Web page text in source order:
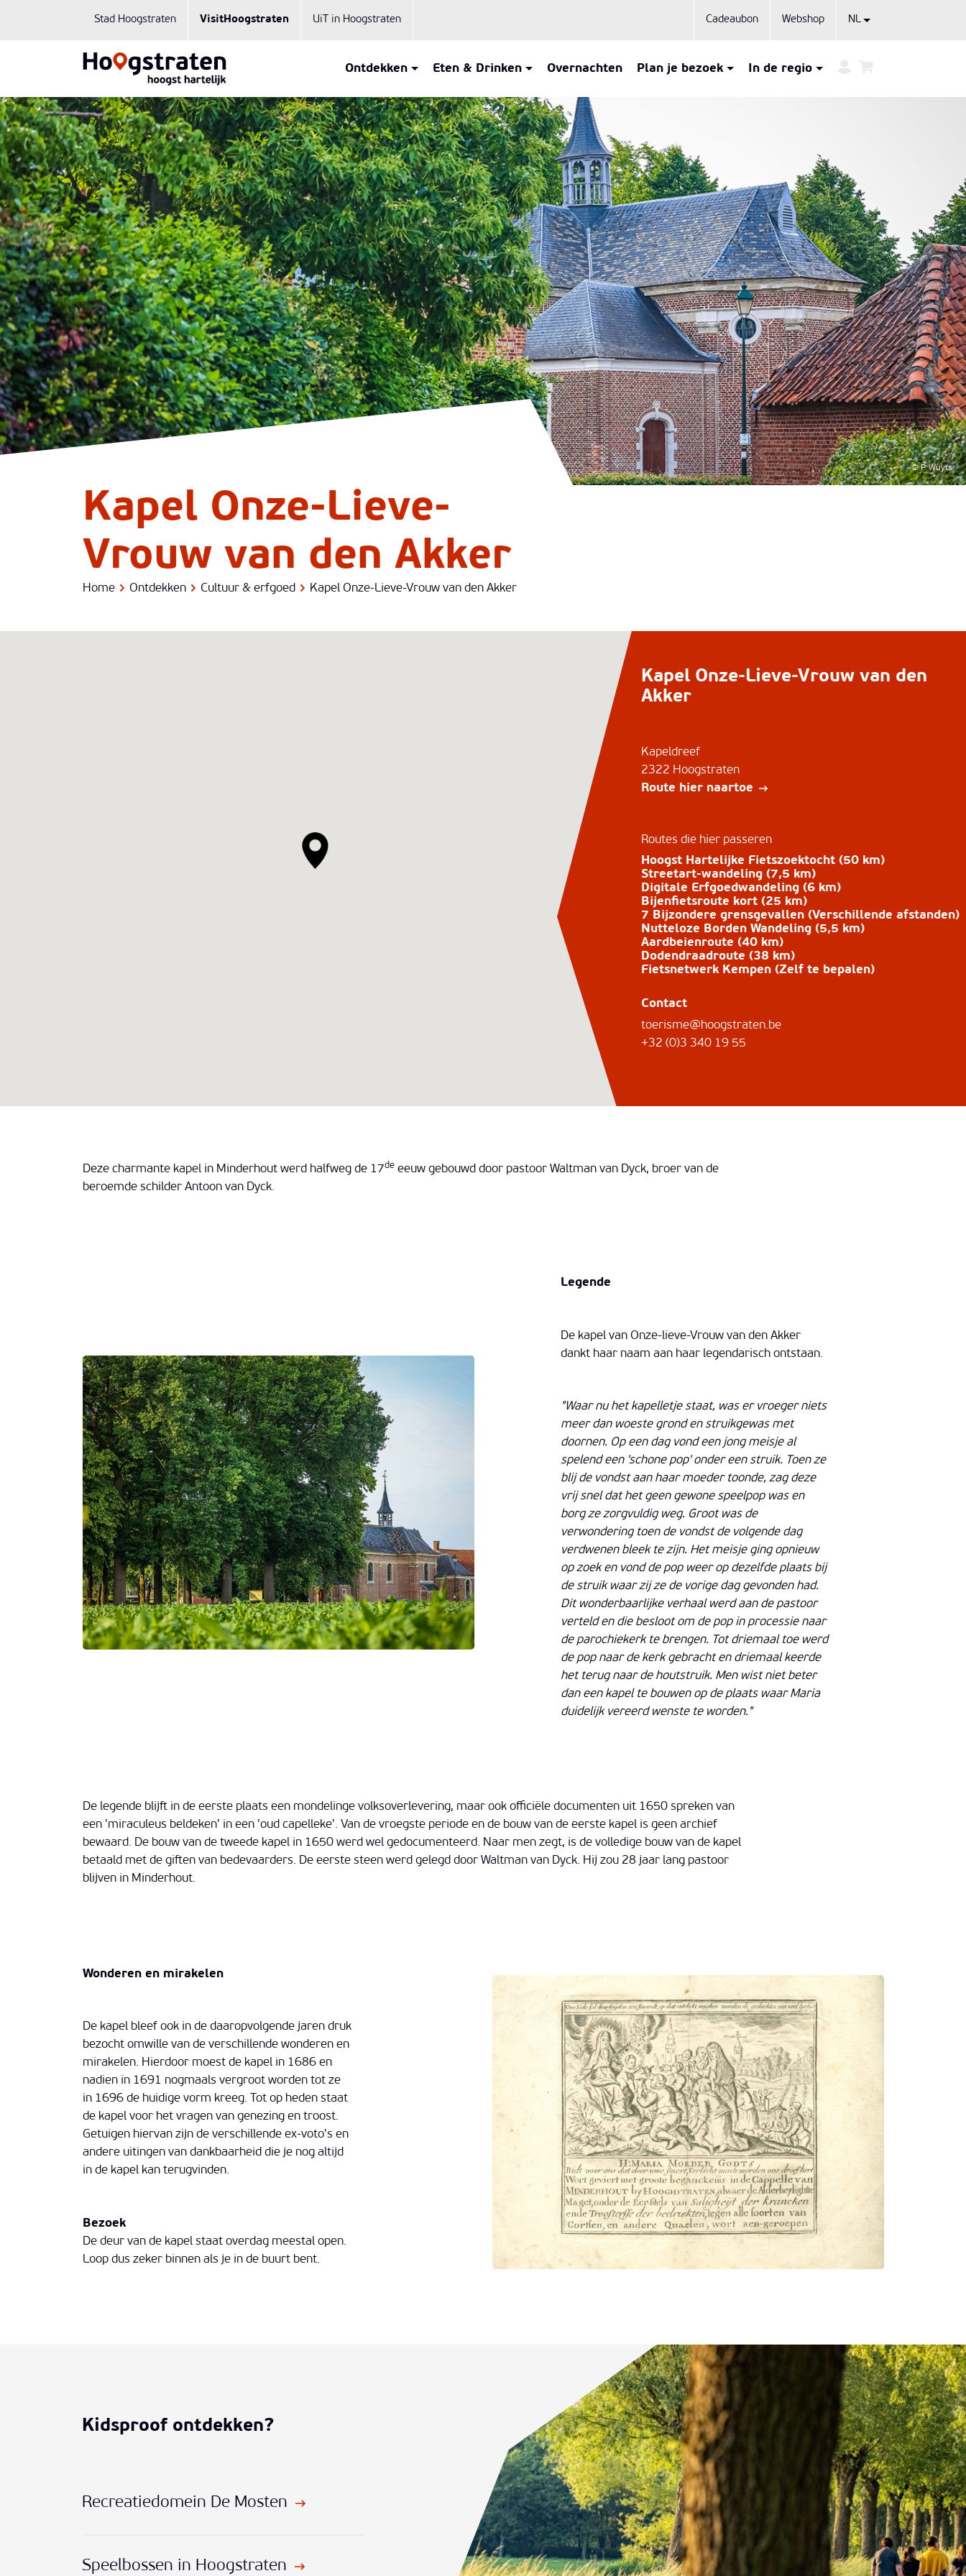
Stad Hoogstraten VisitHoogstraten UiT in Hoogstraten Cadeaubon Webshop
Ontdekken Eten & Drinken Overnachten Plan je bezoek In de regio
© P. Wuyts
Kapel Onze-Lieve-
Vrouw van den Akker
Home Ontdekken Cultuur & erfgoed Kapel Onze-Lieve-Vrouw van den Akker
Kapel Onze-Lieve-Vrouw van den
Akker
Kapeldreef
2322 Hoogstraten
Route hier naartoe
Routes die hier passeren
Hoogst Hartelijke Fietszoektocht (50 km)
Streetart-wandeling (7,5 km)
Digitale Erfgoedwandeling (6 km)
Bijenfietsroute kort (25 km)
7 Bijzondere grensgevallen (Verschillende afstanden)
Nutteloze Borden Wandeling (5,5 km)
Aardbeienroute (40 km)
Dodendraadroute (38 km)
Fietsnetwerk Kempen (Zelf te bepalen)
Contact
toerisme@hoogstraten.be
+32 (0)3 340 19 55
Deze charmante kapel in Minderhout werd halfweg de 17deeeuw gebouwd door pastoor Waltman van Dyck, broer van de
beroemde schilder Antoon van Dyck.
Legende
De kapel van Onze-lieve-Vrouw van den Akker
dankt haar naam aan haar legendarisch ontstaan.
"Waar nu het kapelletje staat, was er vroeger niets
meer dan woeste grond en struikgewas met
doornen. Op een dag vond een jong meisje al
spelend een 'schone pop' onder een struik. Toen ze
blij de vondst aan haar moeder toonde, zag deze
vrij snel dat het geen gewone speelpop was en
borg ze zorgvuldig weg. Groot was de
verwondering toen de vondst de volgende dag
verdwenen bleek te zijn. Het meisje ging opnieuw
op zoek en vond de pop weer op dezelfde plaats bij
de struik waar zij ze de vorige dag gevonden had.
Dit wonderbaarlijke verhaal werd aan de pastoor
verteld en die besloot om de pop in processie naar
de parochiekerk te brengen. Tot driemaal toe werd
de pop naar de kerk gebracht en driemaal keerde
het terug naar de houtstruik. Men wist niet beter
dan een kapel te bouwen op de plaats waar Maria
duidelijk vereerd wenste te worden."
De legende blijft in de eerste plaats een mondelinge volksoverlevering, maar ook officiële documenten uit 1650 spreken van
een 'miraculeus beldeken' in een 'oud capelleke'. Van de vroegste periode en de bouw van de eerste kapel is geen archief
bewaard. De bouw van de tweede kapel in 1650 werd wel gedocumenteerd. Naar men zegt, is de volledige bouw van de kapel
betaald met de giften van bedevaarders. De eerste steen werd gelegd door Waltman van Dyck. Hij zou 28 jaar lang pastoor
blijven in Minderhout.
Wonderen en mirakelen
De kapel bleef ook in de daaropvolgende jaren druk
bezocht omwille van de verschillende wonderen en
mirakelen. Hierdoor moest de kapel in 1686 en
nadien in 1691 nogmaals vergroot worden tot ze
in 1696 de huidige vorm kreeg. Tot op heden staat
de kapel voor het vragen van genezing en troost.
Getuigen hiervan zijn de verschillende ex-voto's en
andere uitingen van dankbaarheid die je nog altijd
in de kapel kan terugvinden.
Bezoek
De deur van de kapel staat overdag meestal open.
Loop dus zeker binnen als je in de buurt bent.
Kidsproof ontdekken?
Recreatiedomein De Mosten
Speelbossen in Hoogstraten